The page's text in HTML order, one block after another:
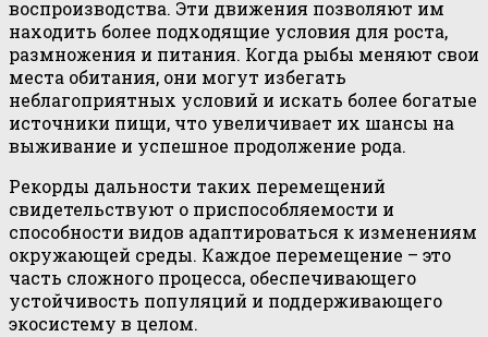
воспроизводства. Эти движения позволяют им
находить более подходящие условия для роста,
размножения и питания. Когда рыбы меняют свои
места обитания, они могут избегать
неблагоприятных условий и искать более богатые
источники пищи, что увеличивает их шансы на
выживание и успешное продолжение рода.
Рекорды дальности таких перемещений
свидетельствуют о приспособляемости и
способности видов адаптироваться к изменениям
окружающей среды. Каждое перемещение – это
часть сложного процесса, обеспечивающего
устойчивость популяций и поддерживающего
экосистему в целом.